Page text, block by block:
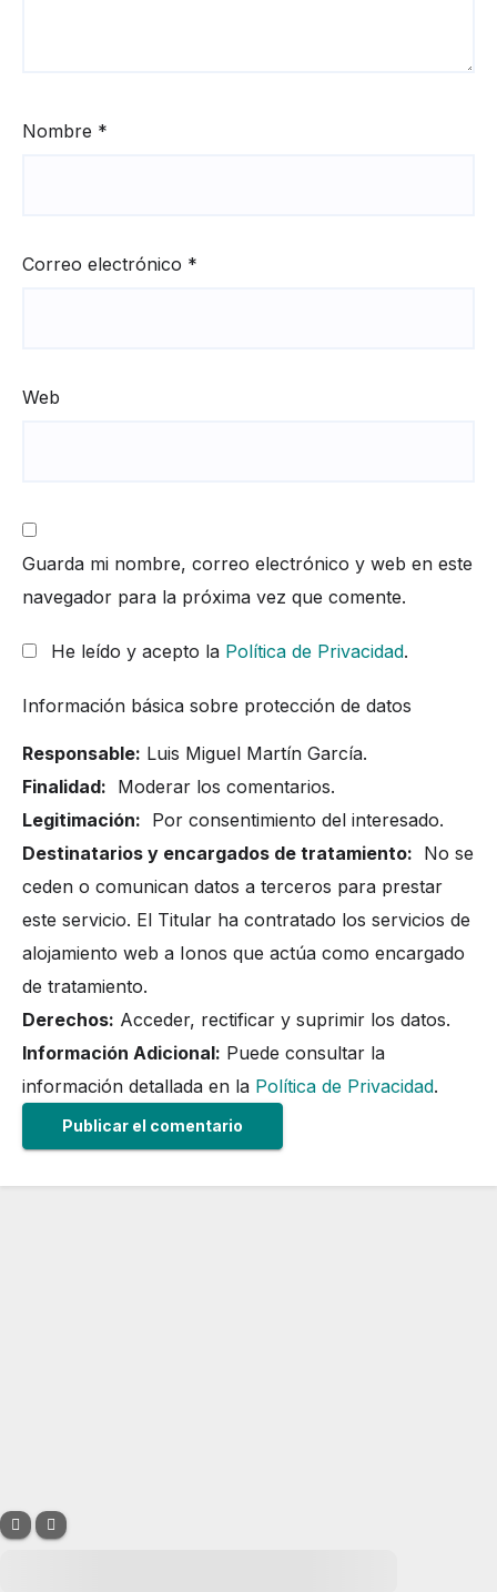
Nombre *
Correo electrónico *
Web
Guarda mi nombre, correo electrónico y web en este
navegador para la próxima vez que comente.
He leído y acepto la Política de Privacidad.
Información básica sobre protección de datos
Responsable: Luis Miguel Martín García.
Finalidad: Moderar los comentarios.
Legitimación: Por consentimiento del interesado.
Destinatarios y encargados de tratamiento: No se
ceden o comunican datos a terceros para prestar
este servicio. El Titular ha contratado los servicios de
alojamiento web a Ionos que actúa como encargado
de tratamiento.
Derechos: Acceder, rectificar y suprimir los datos.
Información Adicional: Puede consultar la
información detallada en la Política de Privacidad.